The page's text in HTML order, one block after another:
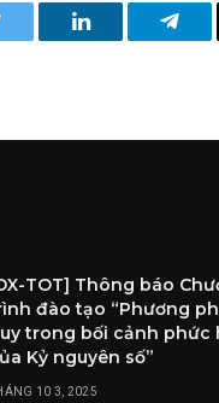
LinkedIn
TOT] Thông báo
đào tạo “Phương
trong bối cảnh phức
Kỷ nguyên số”
10 3, 2025